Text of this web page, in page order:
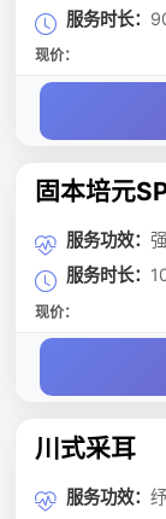
服务时长：
现价：
固本培元
服务功效：
服务时长：
现价：
川式采耳
服务功效：